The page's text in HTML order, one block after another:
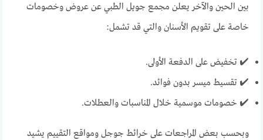
بين الحين والآخر يعلن مجمع جويل الطبي عن عروض وخصومات
خاصة على تقويم الأسنان والتي قد تشمل:
✔️ تخفيض على الدفعة الأولى.
✔️ تقسيط ميسر بدون فوائد.
✔️ خصومات موسمية خلال المناسبات والعطلات.
وبحسب بعض المراجعات على خرائط جوجل ومواقع التقييم يشيد